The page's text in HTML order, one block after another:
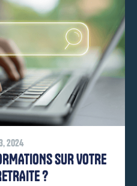
2024
SUR VOTRE
?